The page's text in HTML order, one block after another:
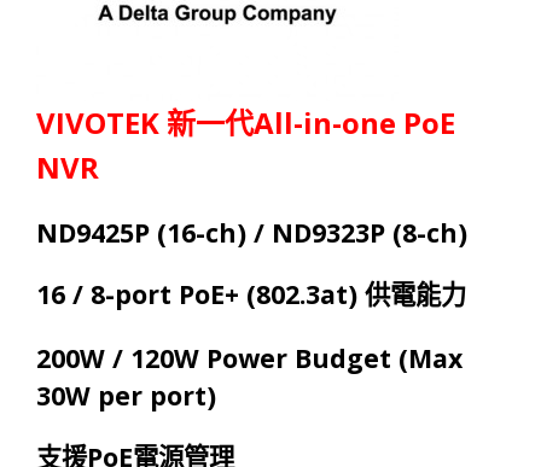
VIVOTEK 新一代All-in-one PoE
NVR
ND9425P (16-ch) / ND9323P (8-ch)
16 / 8-port PoE+ (802.3at) 供電能力
200W / 120W Power Budget (Max
30W per port)
支援PoE電源管理